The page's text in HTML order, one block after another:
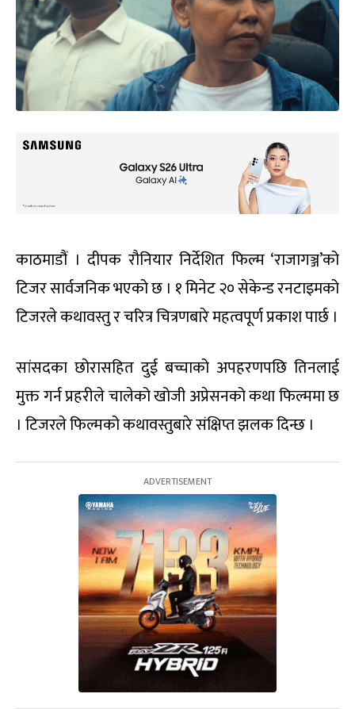
काठमाडौं । दीपक रौनियार निर्देशित फिल्म ‘राजागञ्ज’को
टिजर सार्वजनिक भएको छ । १ मिनेट २० सेकेन्ड रनटाइमको
टिजरले कथावस्तु र चरित्र चित्रणबारे महत्वपूर्ण प्रकाश पार्छ ।
सांसदका छोरासहित दुई बच्चाको अपहरणपछि तिनलाई
मुक्त गर्न प्रहरीले चालेको खोजी अप्रेसनको कथा फिल्ममा छ
। टिजरले फिल्मको कथावस्तुबारे संक्षिप्त झलक दिन्छ ।